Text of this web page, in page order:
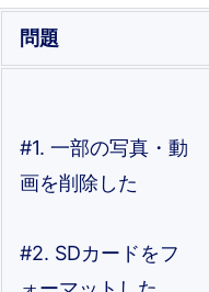
問題
#1. 一部の写真・動
画を削除した
#2. SDカードをフ